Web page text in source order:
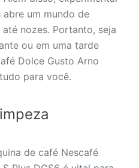
abre um mundo de
nozes. Portanto, seja
ou em uma tarde
Dolce Gusto Arno
para você.
de café Nescafé